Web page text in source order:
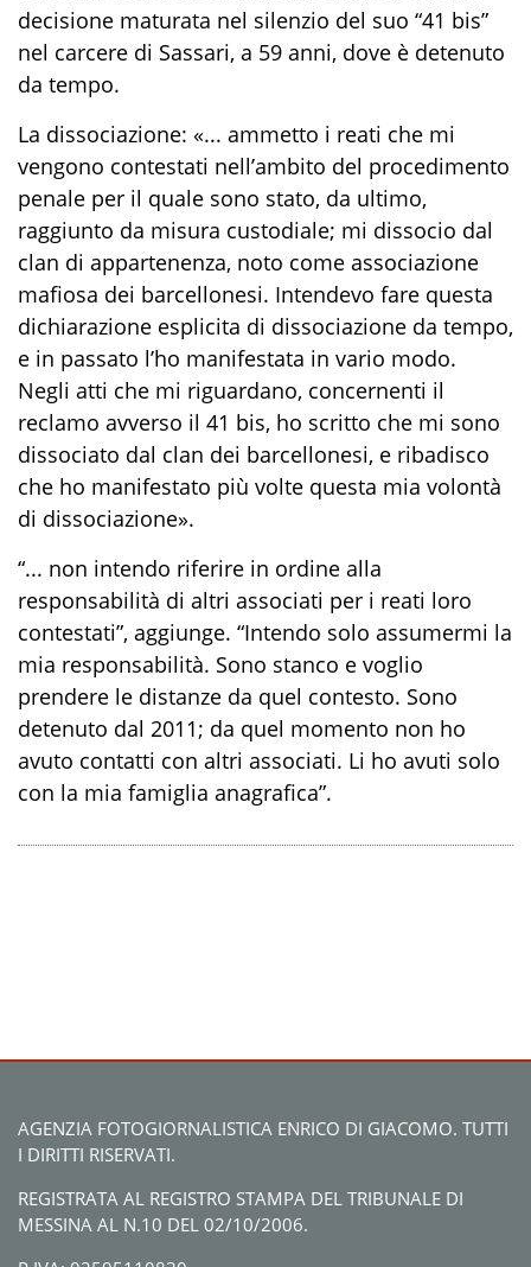
decisione maturata nel silenzio del suo “41 bis”
nel carcere di Sassari, a 59 anni, dove è detenuto
da tempo.
La dissociazione: «... ammetto i reati che mi
vengono contestati nell’ambito del procedimento
penale per il quale sono stato, da ultimo,
raggiunto da misura custodiale; mi dissocio dal
clan di appartenenza, noto come associazione
mafiosa dei barcellonesi. Intendevo fare questa
dichiarazione esplicita di dissociazione da tempo,
e in passato l’ho manifestata in vario modo.
Negli atti che mi riguardano, concernenti il
reclamo avverso il 41 bis, ho scritto che mi sono
dissociato dal clan dei barcellonesi, e ribadisco
che ho manifestato più volte questa mia volontà
di dissociazione».
“... non intendo riferire in ordine alla
responsabilità di altri associati per i reati loro
contestati”, aggiunge. “Intendo solo assumermi la
mia responsabilità. Sono stanco e voglio
prendere le distanze da quel contesto. Sono
detenuto dal 2011; da quel momento non ho
avuto contatti con altri associati. Li ho avuti solo
con la mia famiglia anagrafica”.
AGENZIA FOTOGIORNALISTICA ENRICO DI GIACOMO. TUTTI
I DIRITTI RISERVATI.
REGISTRATA AL REGISTRO STAMPA DEL TRIBUNALE DI
MESSINA AL N.10 DEL 02/10/2006.